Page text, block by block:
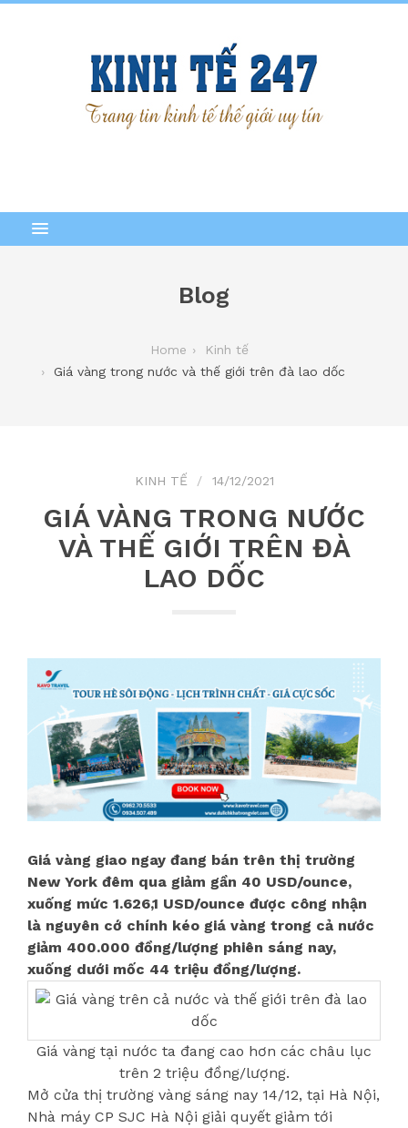
Blog
Home
Kinh tế
Giá vàng trong nước và thế giới trên đà lao dốc
KINH TẾ 14/12/2021
GIÁ VÀNG TRONG NƯỚC
VÀ THẾ GIỚI TRÊN ĐÀ
LAO DỐC
Giá vàng giao ngay đang bán trên thị trường
New York đêm qua giảm gần 40 USD/ounce,
xuống mức 1.626,1 USD/ounce được công nhận
là nguyên cớ chính kéo giá vàng trong cả nước
giảm 400.000 đồng/lượng phiên sáng nay,
xuống dưới mốc 44 triệu đồng/lượng.
Giá vàng tại nước ta đang cao hơn các châu lục
trên 2 triệu đồng/lượng.
Mở cửa thị trường vàng sáng nay 14/12, tại Hà Nội,
Nhà máy CP SJC Hà Nội giải quyết giảm tới